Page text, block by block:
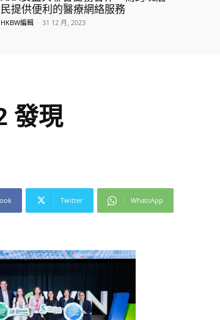
民提供便利的醫療網絡服務
HKBW編輯 - 31 12 月, 2023